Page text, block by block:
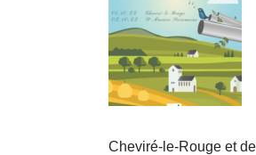
Cheviré-le-Rouge et